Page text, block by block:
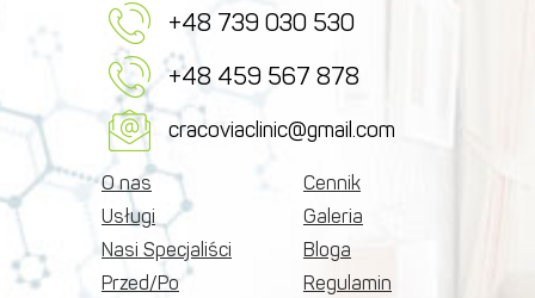
+48 739 030 530
+48 459 567 878
cracoviaclinic@gmail.com
O nas
Usługi
Nasi Specjaliści
Przed/Po
Cennik
Galeria
Bloga
Regulamin